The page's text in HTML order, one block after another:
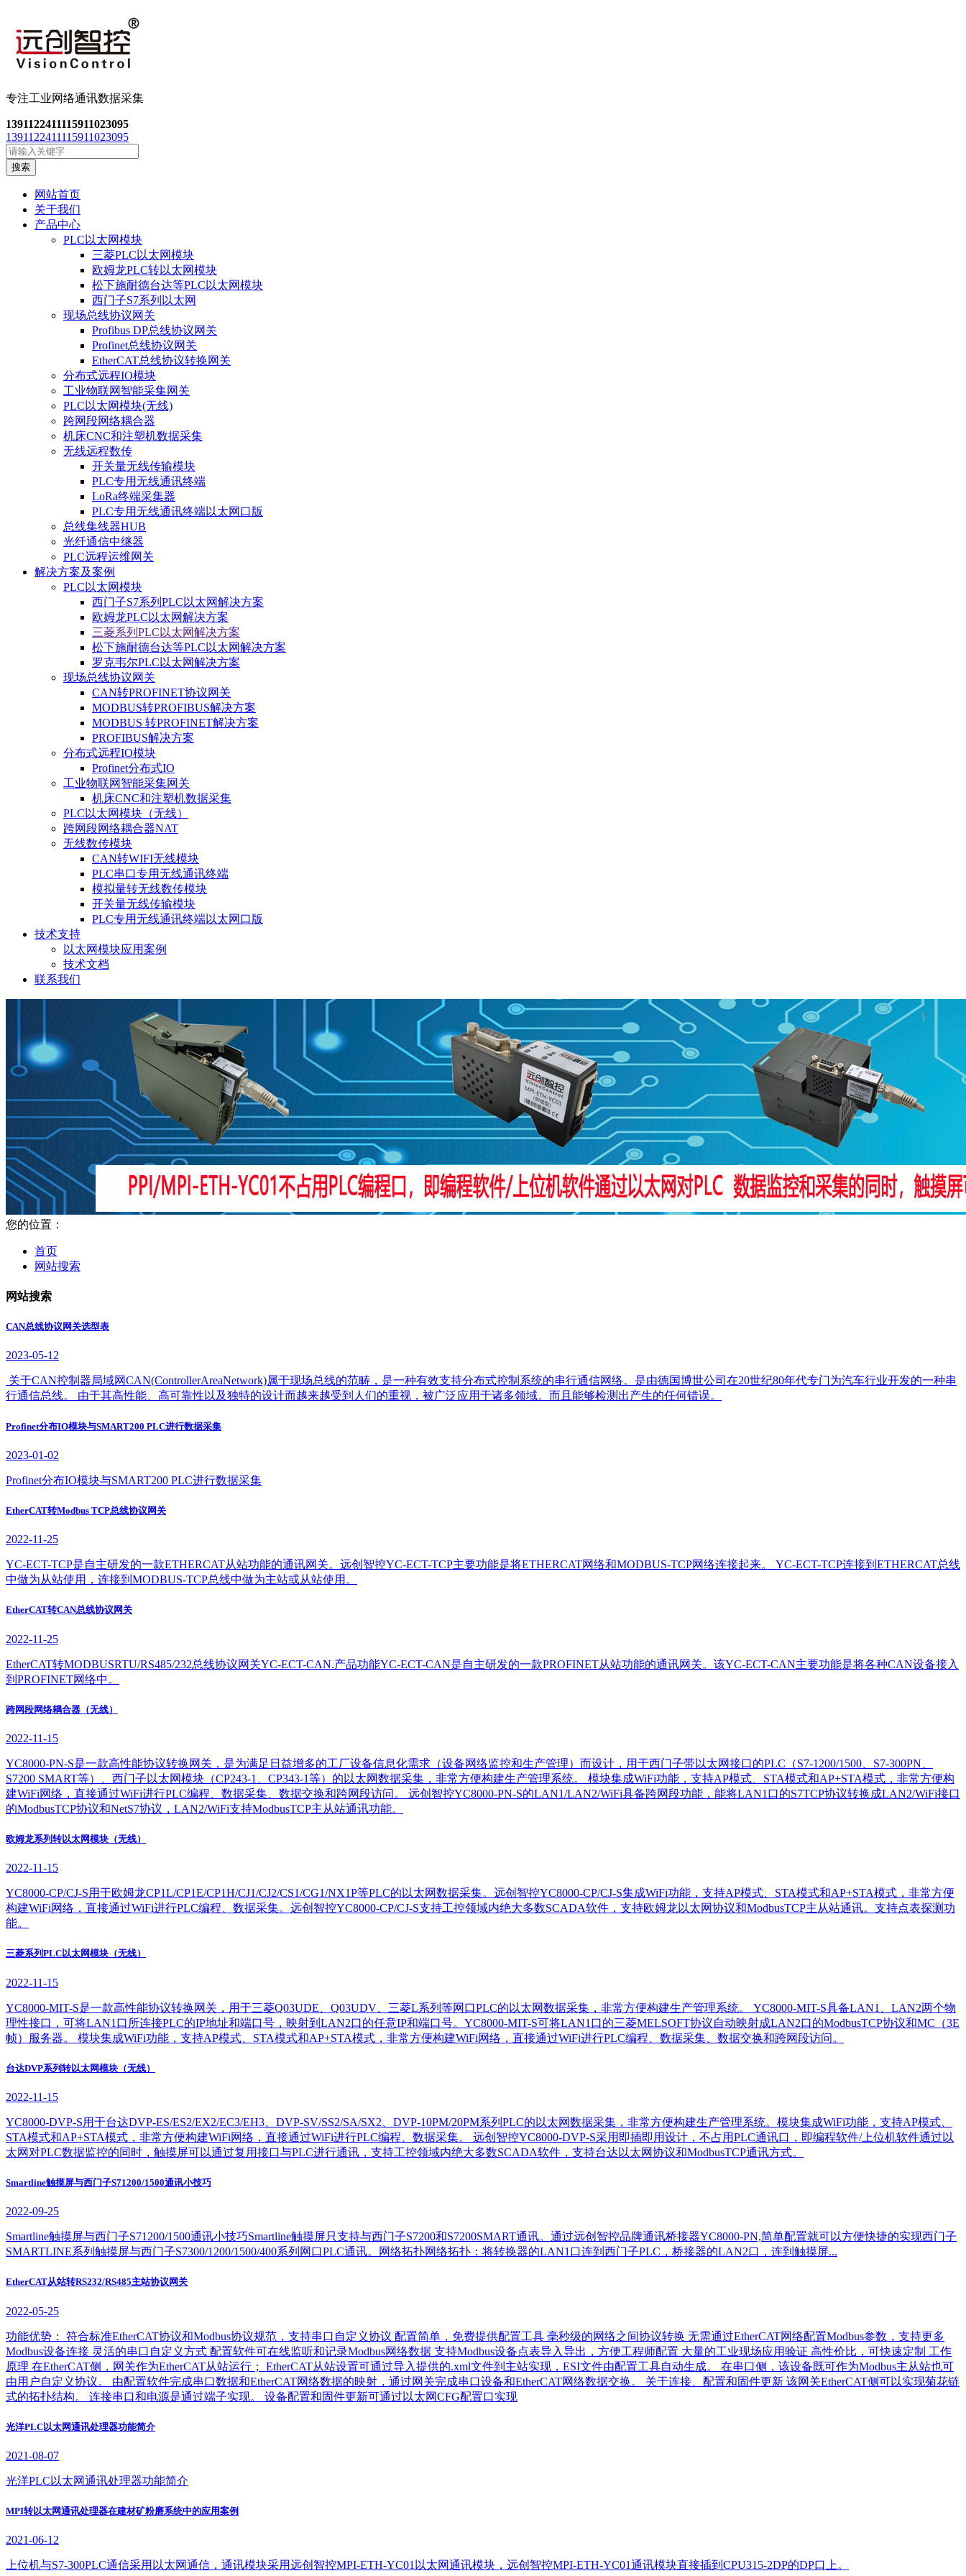
专注工业网络通讯数据采集
1391122411115911023095
1391122411115911023095
搜索
网站首页
关于我们
产品中心
PLC以太网模块
三菱PLC以太网模块
欧姆龙PLC转以太网模块
松下施耐德台达等PLC以太网模块
西门子S7系列以太网
现场总线协议网关
Profibus DP总线协议网关
Profinet总线协议网关
EtherCAT总线协议转换网关
分布式远程IO模块
工业物联网智能采集网关
PLC以太网模块(无线)
跨网段网络耦合器
机床CNC和注塑机数据采集
无线远程数传
开关量无线传输模块
PLC专用无线通讯终端
LoRa终端采集器
PLC专用无线通讯终端以太网口版
总线集线器HUB
光纤通信中继器
PLC远程运维网关
解决方案及案例
PLC以太网模块
西门子S7系列PLC以太网解决方案
欧姆龙PLC以太网解决方案
三菱系列PLC以太网解决方案
松下施耐德台达等PLC以太网解决方案
罗克韦尔PLC以太网解决方案
现场总线协议网关
CAN转PROFINET协议网关
MODBUS转PROFIBUS解决方案
MODBUS 转PROFINET解决方案
PROFIBUS解决方案
分布式远程IO模块
Profinet分布式IO
工业物联网智能采集网关
机床CNC和注塑机数据采集
PLC以太网模块（无线）
跨网段网络耦合器NAT
无线数传模块
CAN转WIFI无线模块
PLC串口专用无线通讯终端
模拟量转无线数传模块
开关量无线传输模块
PLC专用无线通讯终端以太网口版
技术支持
以太网模块应用案例
技术文档
联系我们
您的位置：
首页
网站搜索
网站搜索
CAN总线协议网关选型表
2023-05-12
关于CAN控制器局域网CAN(ControllerAreaNetwork)属于现场总线的范畴，是一种有效支持分布式控制系统的串行通信网络。是由德国博世公司在20世纪80年代专门为汽车行业开发的一种串
行通信总线。 由于其高性能、高可靠性以及独特的设计而越来越受到人们的重视，被广泛应用于诸多领域。而且能够检测出产生的任何错误。
Profinet分布IO模块与SMART200 PLC进行数据采集
2023-01-02
Profinet分布IO模块与SMART200 PLC进行数据采集
EtherCAT转Modbus TCP总线协议网关
2022-11-25
YC-ECT-TCP是自主研发的一款ETHERCAT从站功能的通讯网关。远创智控YC-ECT-TCP主要功能是将ETHERCAT网络和MODBUS-TCP网络连接起来。 YC-ECT-TCP连接到ETHERCAT总线
中做为从站使用，连接到MODBUS-TCP总线中做为主站或从站使用。
EtherCAT转CAN总线协议网关
2022-11-25
EtherCAT转MODBUSRTU/RS485/232总线协议网关YC-ECT-CAN.产品功能YC-ECT-CAN是自主研发的一款PROFINET从站功能的通讯网关。该YC-ECT-CAN主要功能是将各种CAN设备接入
到PROFINET网络中。
跨网段网络耦合器（无线）
2022-11-15
YC8000-PN-S是一款高性能协议转换网关，是为满足日益增多的工厂设备信息化需求（设备网络监控和生产管理）而设计，用于西门子带以太网接口的PLC（S7-1200/1500、S7-300PN、
S7200 SMART等）、西门子以太网模块（CP243-1、CP343-1等）的以太网数据采集，非常方便构建生产管理系统。 模块集成WiFi功能，支持AP模式、STA模式和AP+STA模式，非常方便构
建WiFi网络，直接通过WiFi进行PLC编程、数据采集、数据交换和跨网段访问。 远创智控YC8000-PN-S的LAN1/LAN2/WiFi具备跨网段功能，能将LAN1口的S7TCP协议转换成LAN2/WiFi接口
的ModbusTCP协议和NetS7协议，LAN2/WiFi支持ModbusTCP主从站通讯功能。
欧姆龙系列转以太网模块（无线）
2022-11-15
YC8000-CP/CJ-S用于欧姆龙CP1L/CP1E/CP1H/CJ1/CJ2/CS1/CG1/NX1P等PLC的以太网数据采集。远创智控YC8000-CP/CJ-S集成WiFi功能，支持AP模式、STA模式和AP+STA模式，非常方便
构建WiFi网络，直接通过WiFi进行PLC编程、数据采集。远创智控YC8000-CP/CJ-S支持工控领域内绝大多数SCADA软件，支持欧姆龙以太网协议和ModbusTCP主从站通讯。支持点表探测功
能。
三菱系列PLC以太网模块（无线）
2022-11-15
YC8000-MIT-S是一款高性能协议转换网关，用于三菱Q03UDE、Q03UDV、三菱L系列等网口PLC的以太网数据采集，非常方便构建生产管理系统。 YC8000-MIT-S具备LAN1、LAN2两个物
理性接口，可将LAN1口所连接PLC的IP地址和端口号，映射到LAN2口的任意IP和端口号。YC8000-MIT-S可将LAN1口的三菱MELSOFT协议自动映射成LAN2口的ModbusTCP协议和MC（3E
帧）服务器。 模块集成WiFi功能，支持AP模式、STA模式和AP+STA模式，非常方便构建WiFi网络，直接通过WiFi进行PLC编程、数据采集、数据交换和跨网段访问。
台达DVP系列转以太网模块（无线）
2022-11-15
YC8000-DVP-S用于台达DVP-ES/ES2/EX2/EC3/EH3、DVP-SV/SS2/SA/SX2、DVP-10PM/20PM系列PLC的以太网数据采集，非常方便构建生产管理系统。模块集成WiFi功能，支持AP模式、
STA模式和AP+STA模式，非常方便构建WiFi网络，直接通过WiFi进行PLC编程、数据采集。 远创智控YC8000-DVP-S采用即插即用设计，不占用PLC通讯口，即编程软件/上位机软件通过以
太网对PLC数据监控的同时，触摸屏可以通过复用接口与PLC进行通讯，支持工控领域内绝大多数SCADA软件，支持台达以太网协议和ModbusTCP通讯方式。
Smartline触摸屏与西门子S71200/1500通讯小技巧
2022-09-25
Smartline触摸屏与西门子S71200/1500通讯小技巧Smartline触摸屏只支持与西门子S7200和S7200SMART通讯。通过远创智控品牌通讯桥接器YC8000-PN,简单配置就可以方便快捷的实现西门子
SMARTLINE系列触摸屏与西门子S7300/1200/1500/400系列网口PLC通讯。网络拓扑网络拓扑：将转换器的LAN1口连到西门子PLC，桥接器的LAN2口，连到触摸屏...
EtherCAT从站转RS232/RS485主站协议网关
2022-05-25
功能优势： 符合标准EtherCAT协议和Modbus协议规范，支持串口自定义协议 配置简单，免费提供配置工具 毫秒级的网络之间协议转换 无需通过EtherCAT网络配置Modbus参数，支持更多
Modbus设备连接 灵活的串口自定义方式 配置软件可在线监听和记录Modbus网络数据 支持Modbus设备点表导入导出，方便工程师配置 大量的工业现场应用验证 高性价比，可快速定制 工作
原理 在EtherCAT侧，网关作为EtherCAT从站运行； EtherCAT从站设置可通过导入提供的.xml文件到主站实现，ESI文件由配置工具自动生成。 在串口侧，该设备既可作为Modbus主从站也可
由用户自定义协议。 由配置软件完成串口数据和EtherCAT网络数据的映射，通过网关完成串口设备和EtherCAT网络数据交换。 关于连接、配置和固件更新 该网关EtherCAT侧可以实现菊花链
式的拓扑结构。 连接串口和电源是通过端子实现。 设备配置和固件更新可通过以太网CFG配置口实现
光洋PLC以太网通讯处理器功能简介
2021-08-07
光洋PLC以太网通讯处理器功能简介
MPI转以太网通讯处理器在建材矿粉磨系统中的应用案例
2021-06-12
上位机与S7-300PLC通信采用以太网通信，通讯模块采用远创智控MPI-ETH-YC01以太网通讯模块，远创智控MPI-ETH-YC01通讯模块直接插到CPU315-2DP的DP口上。